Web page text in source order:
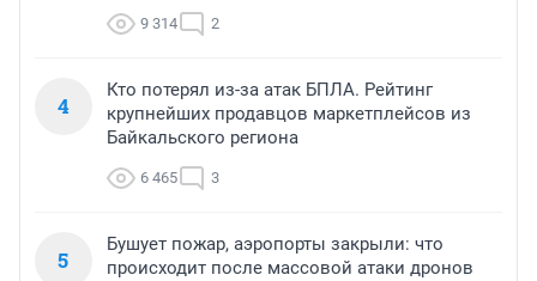
9 314 2
4
Кто потерял из-за атак БПЛА. Рейтинг
крупнейших продавцов маркетплейсов из
Байкальского региона
6 465 3
5
Бушует пожар, аэропорты закрыли: что
происходит после массовой атаки дронов